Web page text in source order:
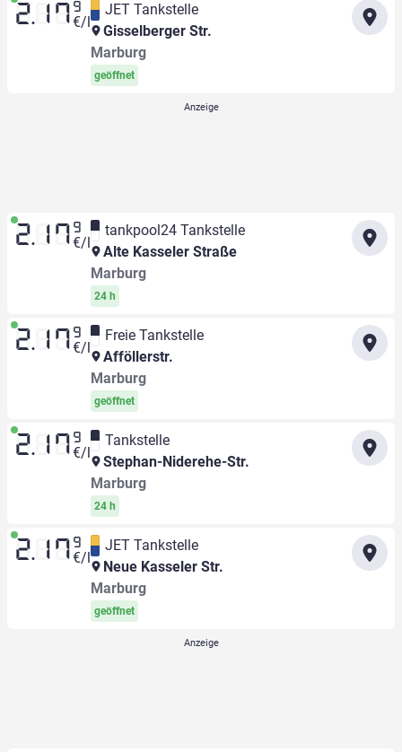
2.17 9
€/l
JET Tankstelle
Gisselberger Str.
Marburg
geöffnet
2.17 9
€/l
tankpool24 Tankstelle
Alte Kasseler Straße
Marburg
24 h
2.17 9
€/l
Freie Tankstelle
Afföllerstr.
Marburg
geöffnet
2.17 9
€/l
Tankstelle
Stephan-Niderehe-Str.
Marburg
24 h
2.17 9
€/l
JET Tankstelle
Neue Kasseler Str.
Marburg
geöffnet